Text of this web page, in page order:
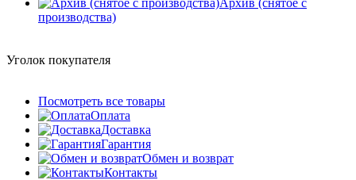
Архив (снятое с
производства)
Уголок покупателя
Посмотреть все товары
Оплата
Доставка
Гарантия
Обмен и возврат
Контакты